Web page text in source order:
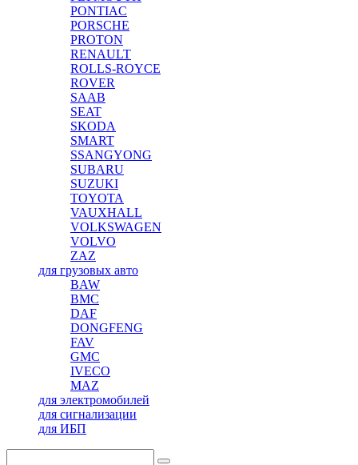
PONTIAC
PORSCHE
PROTON
RENAULT
ROLLS-ROYCE
ROVER
SAAB
SEAT
SKODA
SMART
SSANGYONG
SUBARU
SUZUKI
TOYOTA
VAUXHALL
VOLKSWAGEN
VOLVO
ZAZ
для грузовых авто
BAW
BMC
DAF
DONGFENG
FAV
GMC
IVECO
MAZ
для электромобилей
для сигнализации
для ИБП